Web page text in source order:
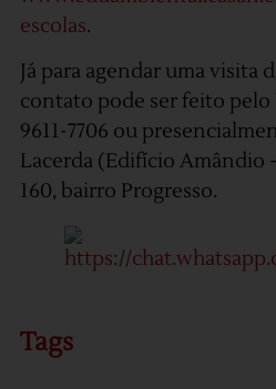
escolas.
Já para agendar uma visita
contato pode ser feito pelo
9611-7706 ou
Lacerda (Edifício Amândio
160, bairro Progresso.
Tags